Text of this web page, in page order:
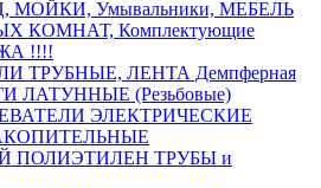
Умывальники, МЕБЕЛЬ
КОМНАТ, Комплектующие
!!!!
ТРУБНЫЕ, ЛЕНТА Демпферная
ЛАТУННЫЕ (Резьбовые)
ЭЛЕКТРИЧЕСКИЕ
ПОЛИЭТИЛЕН ТРУБЫ и